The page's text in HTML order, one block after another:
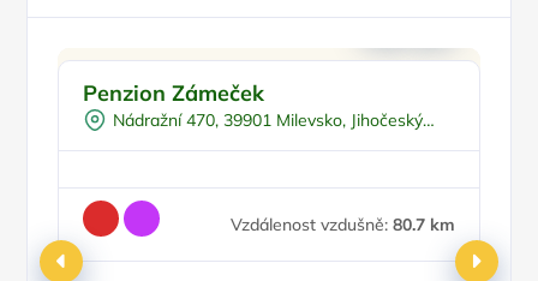
Penzion Zámeček
Nádražní 470, 39901 Milevsko, Jihočeský
Vzdálenost vzdušně: 80.7 km